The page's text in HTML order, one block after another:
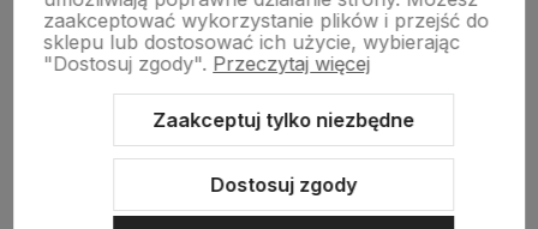
w tym miesiącu
zebranych i zweryfikowanych przez
zaakceptować wykorzystanie plików i przejść do
sklepu lub dostosować ich użycie, wybierając
"Dostosuj zgody". Przeczytaj więcej
Zaakceptuj tylko niezbędne
Dostosuj zgody